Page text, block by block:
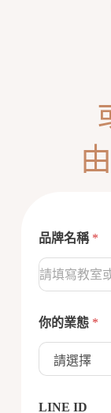
品牌名稱 *
你的業態 *
LINE ID